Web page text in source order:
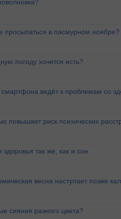
просыпаться в пасмурном ноябре?
погоду хочется есть?
смартфона ведёт к проблемам со
повышает риск психических
так же, как и сон
весна наступает позже
сияния разного цвета?